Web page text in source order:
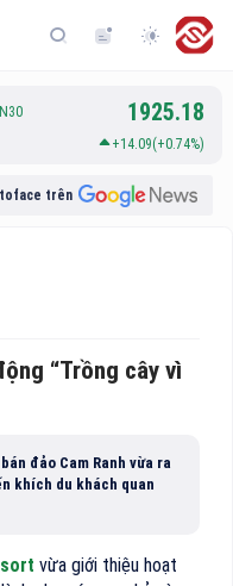
1925.18
+14.09(+0.74%)
trên
“Trồng cây vì
đảo Cam Ranh vừa ra
khích du khách quan
vừa giới thiệu hoạt